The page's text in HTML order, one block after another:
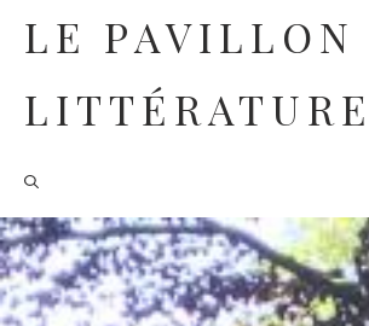
contenu
LE PAVILLON
LITTÉRATURE